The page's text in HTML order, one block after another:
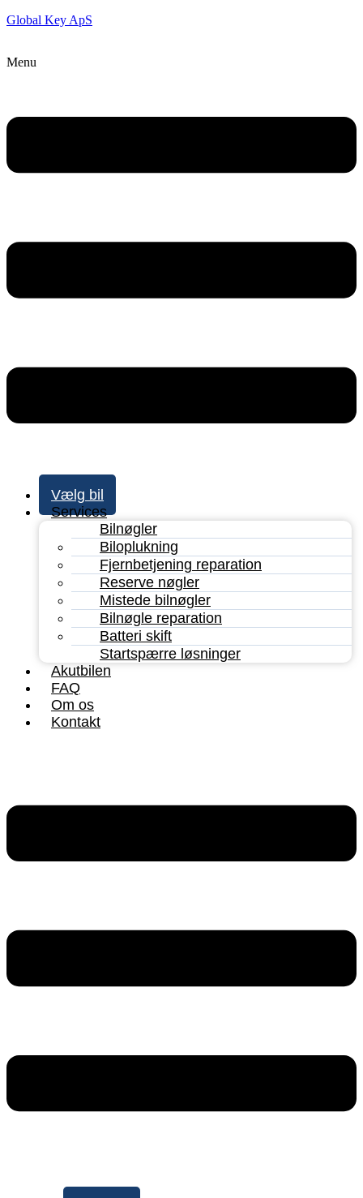
Global Key ApS
Menu
Vælg bil
Services
Bilnøgler
Biloplukning
Fjernbetjening reparation
Reserve nøgler
Mistede bilnøgler
Bilnøgle reparation
Batteri skift
Startspærre løsninger
Akutbilen
FAQ
Om os
Kontakt